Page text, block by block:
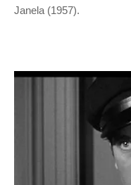
Janela (1957).